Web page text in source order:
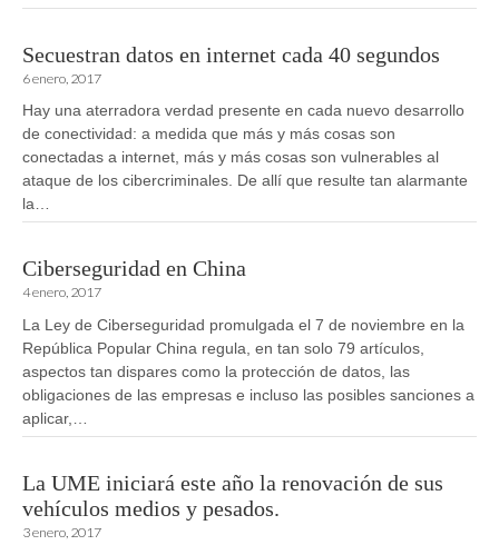
Secuestran datos en internet cada 40 segundos
6 enero, 2017
Hay una aterradora verdad presente en cada nuevo desarrollo
de conectividad: a medida que más y más cosas son
conectadas a internet, más y más cosas son vulnerables al
ataque de los cibercriminales. De allí que resulte tan alarmante
la…
Ciberseguridad en China
4 enero, 2017
La Ley de Ciberseguridad promulgada el 7 de noviembre en la
República Popular China regula, en tan solo 79 artículos,
aspectos tan dispares como la protección de datos, las
obligaciones de las empresas e incluso las posibles sanciones a
aplicar,…
La UME iniciará este año la renovación de sus
vehículos medios y pesados.
3 enero, 2017